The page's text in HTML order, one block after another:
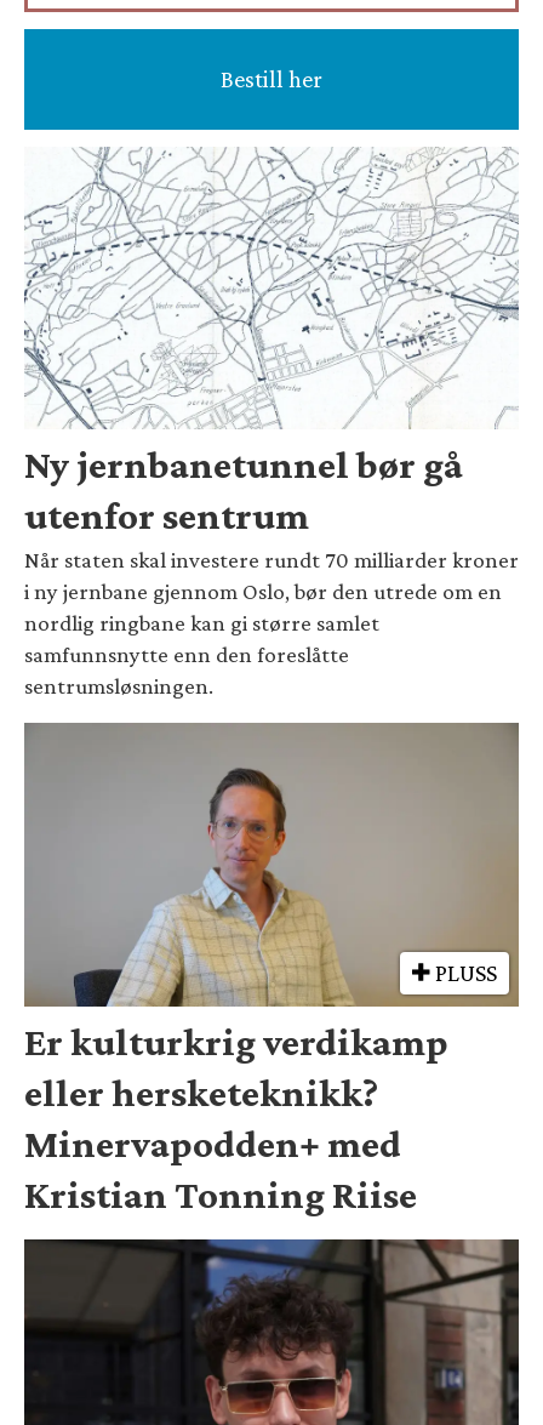
Bestill her
Ny jernbanetunnel bør gå
utenfor sentrum
Når staten skal investere rundt 70 milliarder kroner
i ny jernbane gjennom Oslo, bør den utrede om en
nordlig ringbane kan gi større samlet
samfunnsnytte enn den foreslåtte
sentrumsløsningen.
PLUSS
Er kulturkrig verdikamp
eller hersketeknikk?
Minervapodden+ med
Kristian Tonning Riise